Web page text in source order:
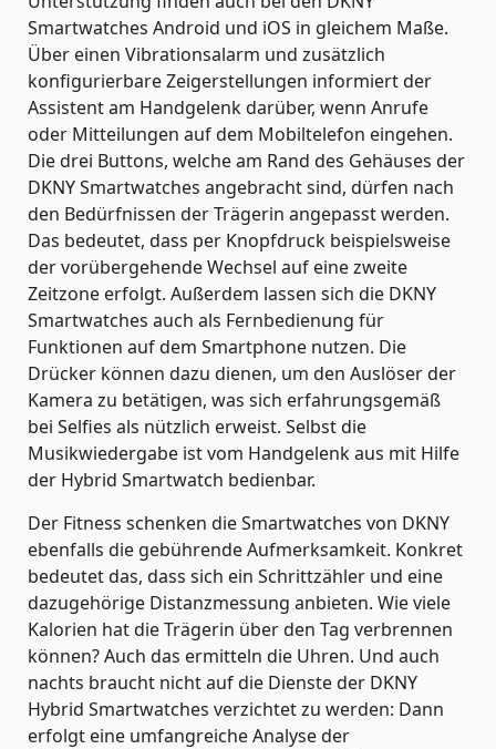
Smartwatches Android und iOS in gleichem Maße.
Über einen Vibrationsalarm und zusätzlich
konfigurierbare Zeigerstellungen informiert der
Assistent am Handgelenk darüber, wenn Anrufe
oder Mitteilungen auf dem Mobiltelefon eingehen.
Die drei Buttons, welche am Rand des Gehäuses der
DKNY Smartwatches angebracht sind, dürfen nach
den Bedürfnissen der Trägerin angepasst werden.
Das bedeutet, dass per Knopfdruck beispielsweise
der vorübergehende Wechsel auf eine zweite
Zeitzone erfolgt. Außerdem lassen sich die DKNY
Smartwatches auch als Fernbedienung für
Funktionen auf dem Smartphone nutzen. Die
Drücker können dazu dienen, um den Auslöser der
Kamera zu betätigen, was sich erfahrungsgemäß
bei Selfies als nützlich erweist. Selbst die
Musikwiedergabe ist vom Handgelenk aus mit Hilfe
der Hybrid Smartwatch bedienbar.
Der Fitness schenken die Smartwatches von DKNY
ebenfalls die gebührende Aufmerksamkeit. Konkret
bedeutet das, dass sich ein Schrittzähler und eine
dazugehörige Distanzmessung anbieten. Wie viele
Kalorien hat die Trägerin über den Tag verbrennen
können? Auch das ermitteln die Uhren. Und auch
nachts braucht nicht auf die Dienste der DKNY
Hybrid Smartwatches verzichtet zu werden: Dann
erfolgt eine umfangreiche Analyse der